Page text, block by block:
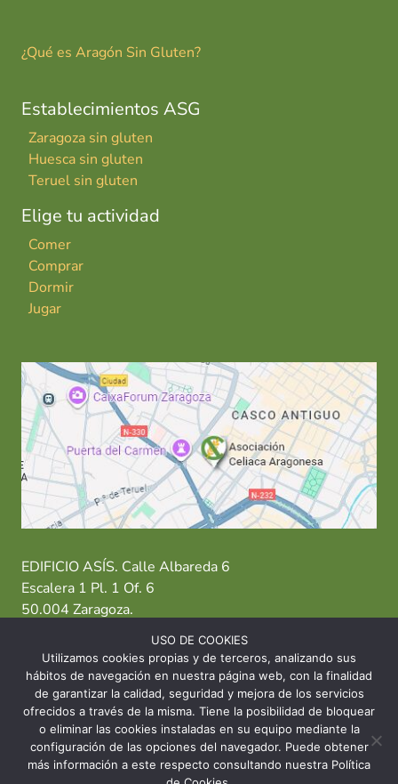
¿Qué es Aragón Sin Gluten?
Establecimientos ASG
Zaragoza sin gluten
Huesca sin gluten
Teruel sin gluten
Elige tu actividad
Comer
Comprar
Dormir
Jugar
EDIFICIO ASÍS. Calle Albareda 6
Escalera 1 Pl. 1 Of. 6
50.004 Zaragoza.
T: 976 484 949 M: 635 638 563
Sede Zaragoza·Sede Huesca· Sede Teruel
USO DE COOKIES
Utilizamos cookies propias y de terceros, analizando sus
hábitos de navegación en nuestra página web, con la finalidad
de garantizar la calidad, seguridad y mejora de los servicios
ofrecidos a través de la misma. Tiene la posibilidad de bloquear
o eliminar las cookies instaladas en su equipo mediante la
configuración de las opciones del navegador. Puede obtener
más información a este respecto consultando nuestra Política